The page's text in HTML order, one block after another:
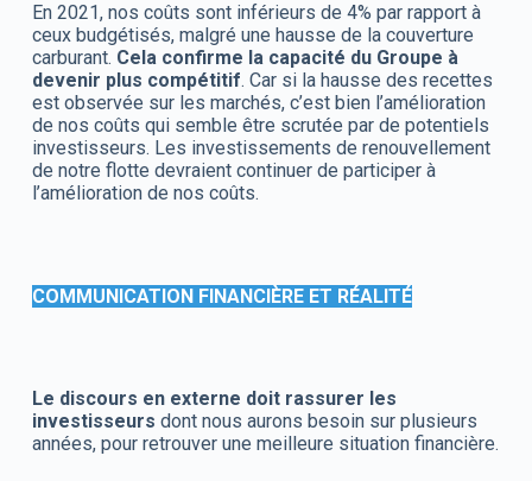
En 2021, nos coûts sont inférieurs de 4% par rapport à
ceux budgétisés, malgré une hausse de la couverture
carburant. Cela confirme la capacité du Groupe à
devenir plus compétitif. Car si la hausse des recettes
est observée sur les marchés, c’est bien l’amélioration
de nos coûts qui semble être scrutée par de potentiels
investisseurs. Les investissements de renouvellement
de notre flotte devraient continuer de participer à
l’amélioration de nos coûts.
COMMUNICATION FINANCIÈRE ET RÉALITÉ
Le discours en externe doit rassurer les
investisseurs dont nous aurons besoin sur plusieurs
années, pour retrouver une meilleure situation financière.